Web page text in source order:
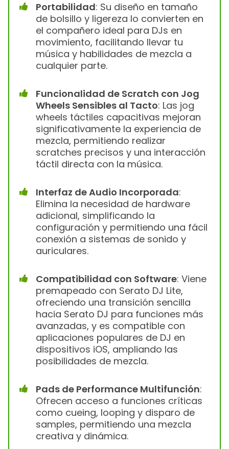
Portabilidad: Su diseño en tamaño
de bolsillo y ligereza lo convierten en
el compañero ideal para DJs en
movimiento, facilitando llevar tu
música y habilidades de mezcla a
cualquier parte.
Funcionalidad de Scratch con Jog
Wheels Sensibles al Tacto: Las jog
wheels táctiles capacitivas mejoran
significativamente la experiencia de
mezcla, permitiendo realizar
scratches precisos y una interacción
táctil directa con la música.
Interfaz de Audio Incorporada:
Elimina la necesidad de hardware
adicional, simplificando la
configuración y permitiendo una fácil
conexión a sistemas de sonido y
auriculares.
Compatibilidad con Software: Viene
premapeado con Serato DJ Lite,
ofreciendo una transición sencilla
hacia Serato DJ para funciones más
avanzadas, y es compatible con
aplicaciones populares de DJ en
dispositivos iOS, ampliando las
posibilidades de mezcla.
Pads de Performance Multifunción:
Ofrecen acceso a funciones críticas
como cueing, looping y disparo de
samples, permitiendo una mezcla
creativa y dinámica.